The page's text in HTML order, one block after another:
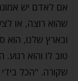
אם לאדם יש
שהוא רוצה, או
ובארץ שלנו, הוא
טוב לו והוא
שקורה. "הכל